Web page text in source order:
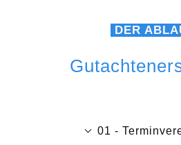
DER
01 -